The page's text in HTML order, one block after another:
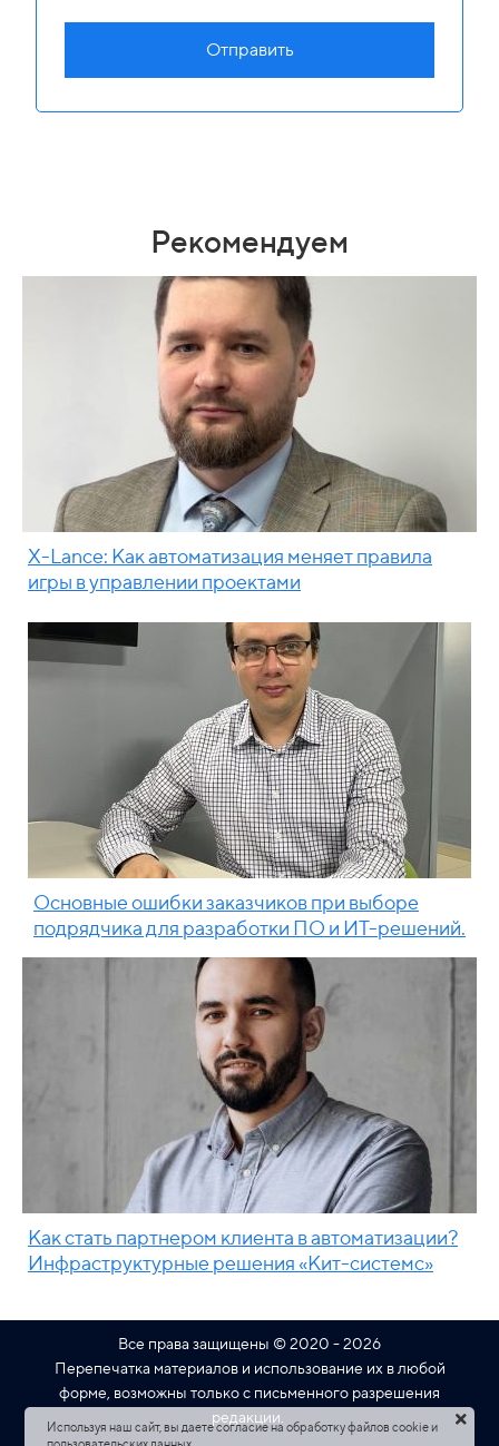
Отправить
Рекомендуем
X-Lance: Как автоматизация меняет правила
игры в управлении проектами
Основные ошибки заказчиков при выборе
подрядчика для разработки ПО и ИТ-решений.
Как стать партнером клиента в автоматизации?
Инфраструктурные решения «Кит-системс»
Все права защищены © 2020 - 2026
Перепечатка материалов и использование их в любой
форме, возможны только с письменного разрешения
редакции.
Используя наш сайт, вы даете согласие на обработку файлов cookie и